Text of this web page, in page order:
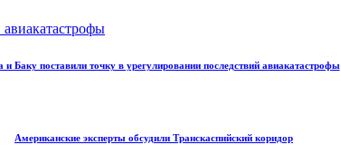
и Баку поставили точку в урегулировании последствий авиакатастрофы
Американские эксперты обсудили Транскаспийский коридор